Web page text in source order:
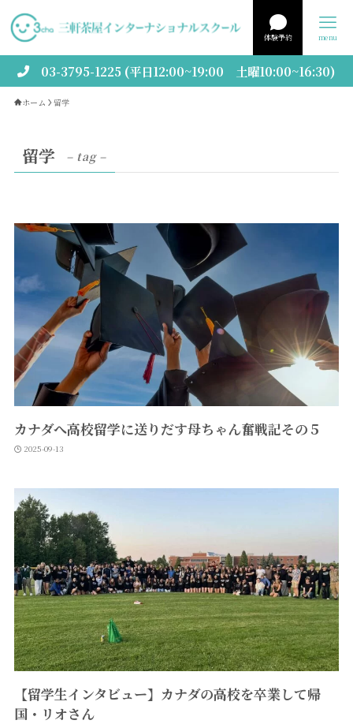
体験予約 menu
03-3795-1225 (平日12:00~19:00 土曜10:00~16:30)
ホーム 留学
留学 – tag –
カナダへ高校留学に送りだす母ちゃん奮戦記その５
2025-09-13
【留学生インタビュー】カナダの高校を卒業して帰
国・リオさん